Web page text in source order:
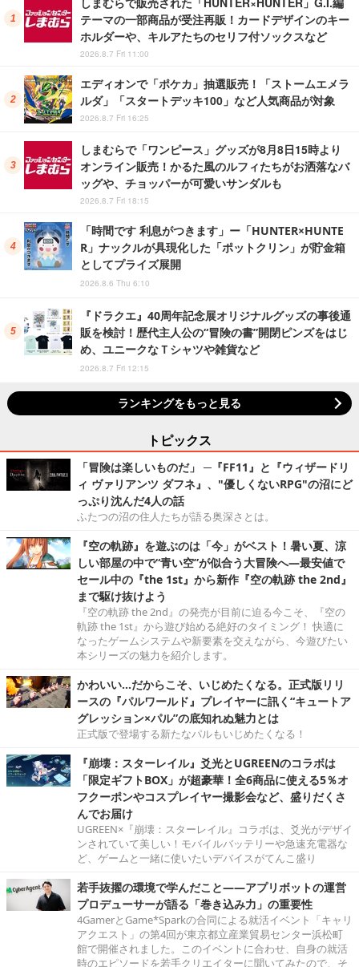
テーマの一部商品が受注再販！カードデザインのキー
ホルダーや、キルアたちのセリフ付ソックスなど
2026.8.7 Fri 11:00
エディオンで「ポケカ」抽選販売！「ストームエメラ
ルダ」「スタートデッキ100」など人気商品が対象
2026.8.7 Fri 16:25
しまむらで「ワンピース」グッズが8月8日15時より
オンライン販売！かるた風のルフィたちがお洒落なバ
ッグや、チョッパーが可愛いサンダルも
2026.8.7 Fri 18:15
「時間です 利息がつきます」ー「HUNTER×HUNTE
R」ナックルが具現化した「ポットクリン」が貯金箱
としてプライズ展開
2026.8.6 Thu 6:10
『ドラクエ』40周年記念展オリジナルグッズの事後通
販を検討！歴代主人公の“冒険の書”開閉ピンズをはじ
め、ユニークなＴシャツや雑貨など
2026.8.7 Fri 12:15
ランキングをもっと見る
トピックス
「冒険は楽しいものだ」 ─『FF11』と『ウィザードリ
ィ ヴァリアンツ ダフネ』、"優しくないRPG"の沼にど
っぷり沈んだ4人の話
ふたつの沼の住人たちが語る奥深さとは。
『空の軌跡』を遊ぶのは「今」がベスト！暑い夏、涼
しい部屋の中で“青い空”が似合う大冒険へ―最安値で
セール中の『the 1st』から新作『空の軌跡 the 2nd』
まで駆け抜けよう
『空の軌跡 the 2nd』の発売が目前に迫る今こそ、『空の
軌跡 the 1st』から遊び始める絶好のタイミング！ 快適に
なったゲームシステムや新要素を交えながら、今遊びたい
本シリーズの魅力を紹介します。
かわいい…だからこそ、いじめたくなる。正式版リリ
ースの『パルワールド』プレイヤーに訊く“キュートア
グレッション×パル”の底知れぬ魅力とは
正式版で登場する新たなパルもいじめたくなる！
『崩壊：スターレイル』爻光とUGREENのコラボは
「限定ギフトBOX」が超豪華！全6商品に使える5％オ
フクーポンやコスプレイヤー撮影会など、盛りだくさ
んでお届け
UGREEN×『崩壊：スターレイル』コラボは、爻光がデザイ
ンされていて美しい！モバイルバッテリーや急速充電器な
ど、ゲームと一緒に使いたいデバイスがてんこ盛り
若手抜擢の環境で学んだこと――アプリボットの運営
プロデューサーが語る「巻き込み力」の重要性
4GamerとGame*Sparkの合同による就活イベント「キャリ
アクエスト」の第4回が東京都立産業貿易センター浜松町
館で開催されました。このイベントに合わせ、自身の就活
時のエピソードを若手クリエイターに聞いてみたので、そ